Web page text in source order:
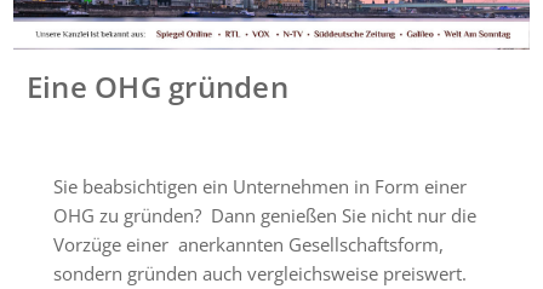
Eine OHG gründen
Sie beabsichtigen ein Unternehmen in Form einer
OHG zu gründen? Dann genießen Sie nicht nur die
Vorzüge einer anerkannten Gesellschaftsform,
sondern gründen auch vergleichsweise preiswert.